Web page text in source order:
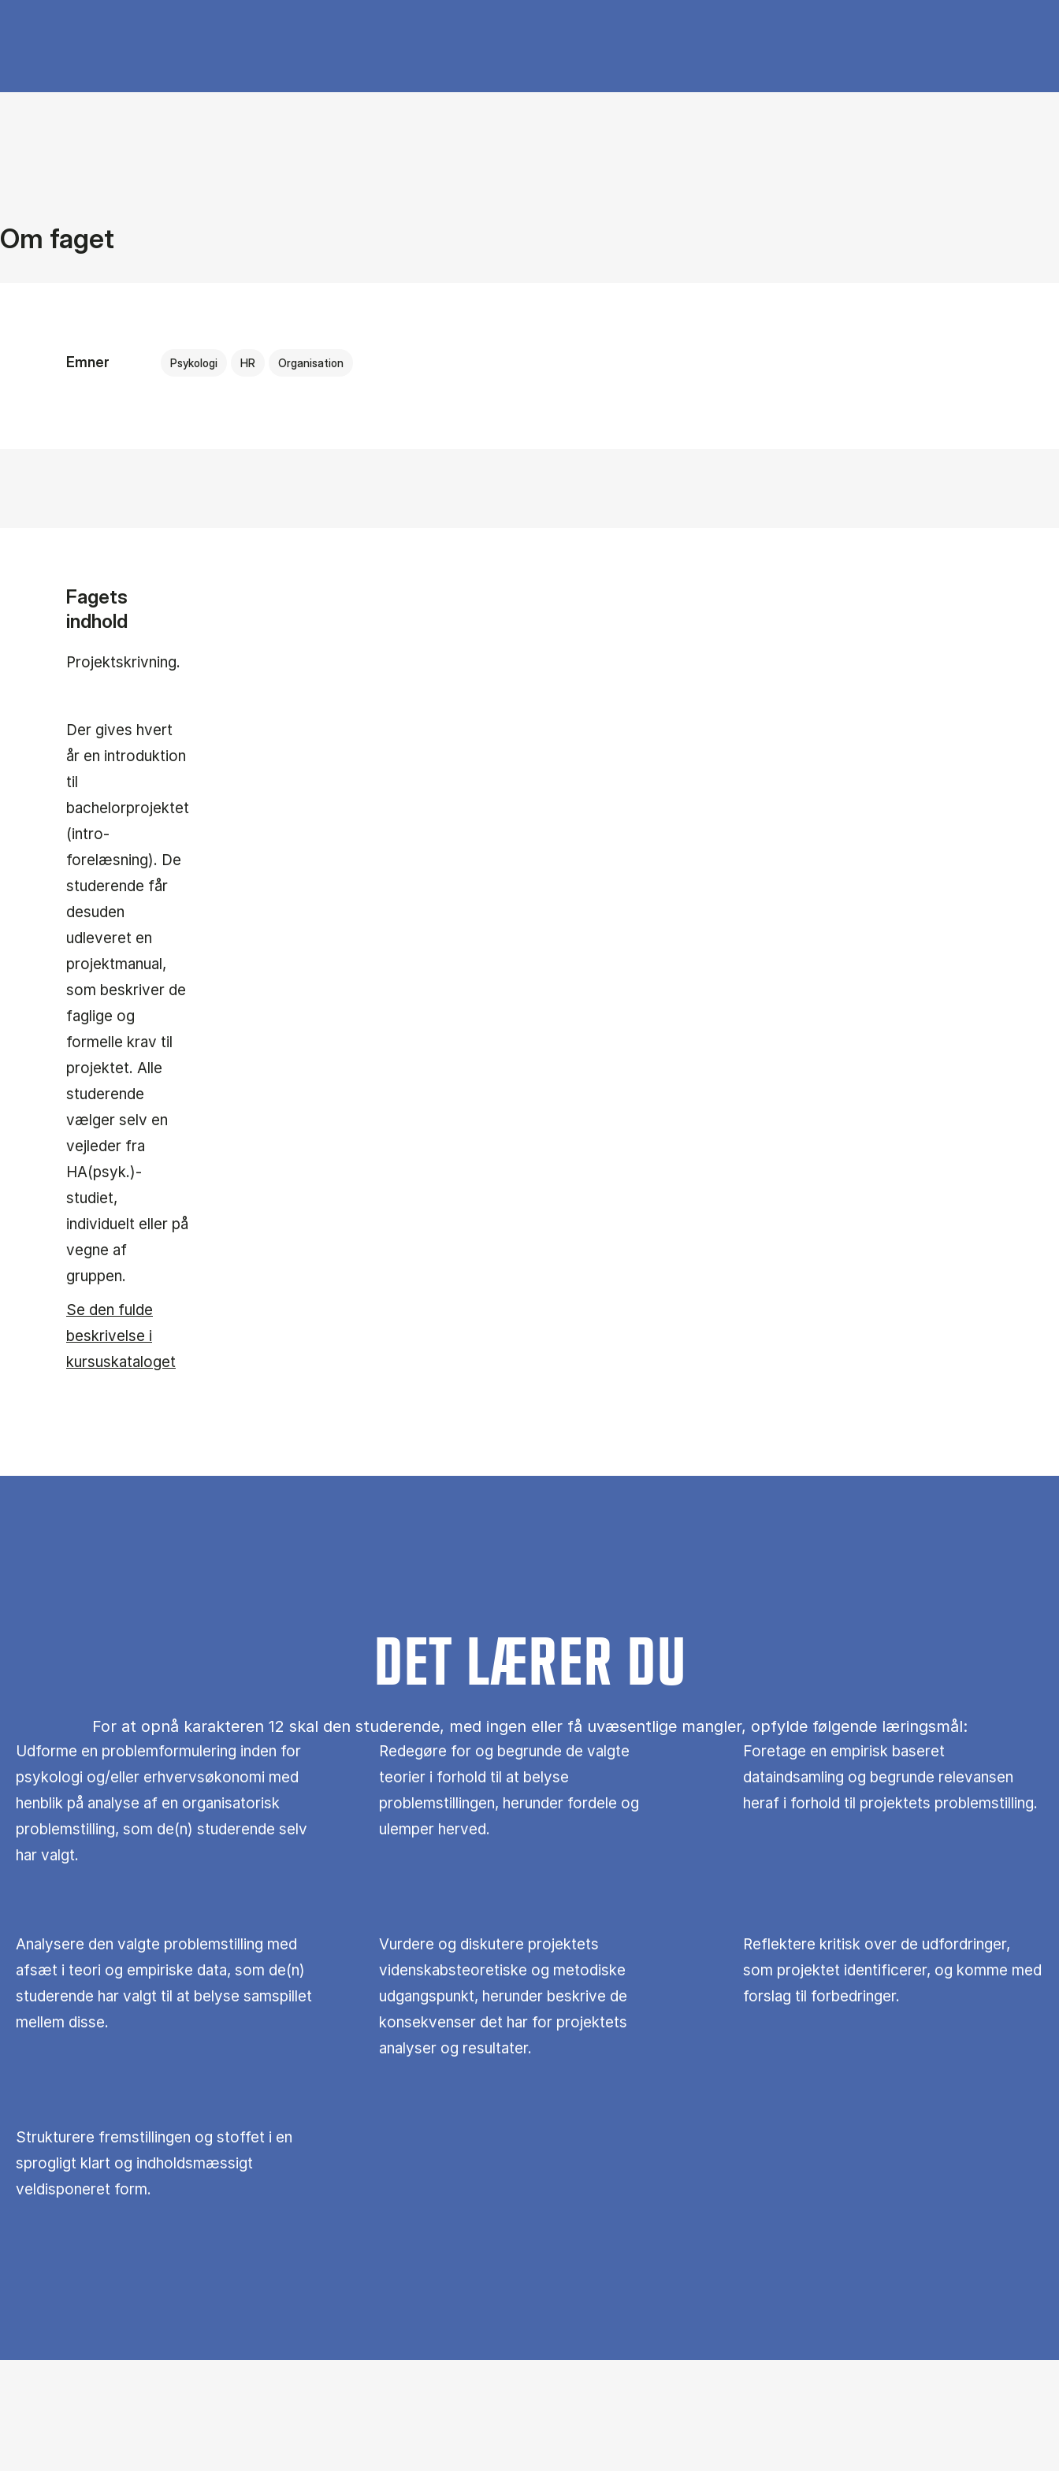
Om faget
Emner Psykologi HR Organisation
Fagets
indhold
Projektskrivning.
Der gives hvert
år en introduktion
til
bachelorprojektet
(intro-
forelæsning). De
studerende får
desuden
udleveret en
projektmanual,
som beskriver de
faglige og
formelle krav til
projektet. Alle
studerende
vælger selv en
vejleder fra
HA(psyk.)-
studiet,
individuelt eller på
vegne af
gruppen.
Se den fulde
beskrivelse i
kursuskataloget
DET LÆRER DU
For at opnå karakteren 12 skal den studerende, med ingen eller få uvæsentlige mangler, opfylde følgende læringsmål:
Udforme en problemformulering inden for
psykologi og/eller erhvervsøkonomi med
henblik på analyse af en organisatorisk
problemstilling, som de(n) studerende selv
har valgt.
Redegøre for og begrunde de valgte
teorier i forhold til at belyse
problemstillingen, herunder fordele og
ulemper herved.
Foretage en empirisk baseret
dataindsamling og begrunde relevansen
heraf i forhold til projektets problemstilling.
Analysere den valgte problemstilling med
afsæt i teori og empiriske data, som de(n)
studerende har valgt til at belyse samspillet
mellem disse.
Vurdere og diskutere projektets
videnskabsteoretiske og metodiske
udgangspunkt, herunder beskrive de
konsekvenser det har for projektets
analyser og resultater.
Reflektere kritisk over de udfordringer,
som projektet identificerer, og komme med
forslag til forbedringer.
Strukturere fremstillingen og stoffet i en
sprogligt klart og indholdsmæssigt
veldisponeret form.